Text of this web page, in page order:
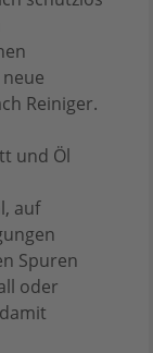
Reiniger.
und Öl
auf
Spuren
oder